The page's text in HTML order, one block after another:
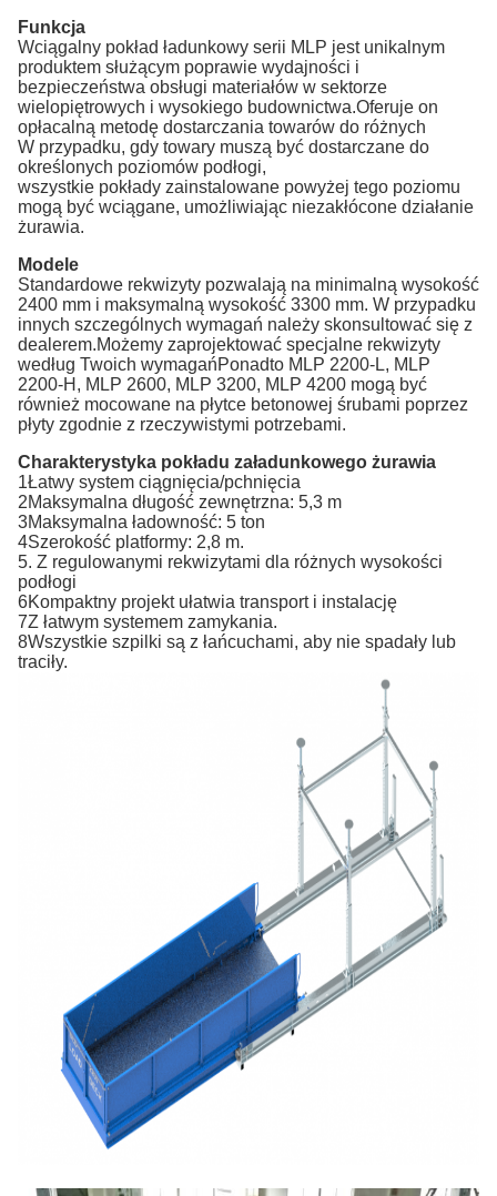
Funkcja
Wciągalny pokład ładunkowy serii MLP jest unikalnym
produktem służącym poprawie wydajności i
bezpieczeństwa obsługi materiałów w sektorze
wielopiętrowych i wysokiego budownictwa.Oferuje on
opłacalną metodę dostarczania towarów do różnych
W przypadku, gdy towary muszą być dostarczane do
określonych poziomów podłogi,
wszystkie pokłady zainstalowane powyżej tego poziomu
mogą być wciągane, umożliwiając niezakłócone działanie
żurawia.
Modele
Standardowe rekwizyty pozwalają na minimalną wysokość
2400 mm i maksymalną wysokość 3300 mm. W przypadku
innych szczególnych wymagań należy skonsultować się z
dealerem.Możemy zaprojektować specjalne rekwizyty
według Twoich wymagańPonadto MLP 2200-L, MLP
2200-H, MLP 2600, MLP 3200, MLP 4200 mogą być
również mocowane na płytce betonowej śrubami poprzez
płyty zgodnie z rzeczywistymi potrzebami.
Charakterystyka pokładu załadunkowego żurawia
1Łatwy system ciągnięcia/pchnięcia
2Maksymalna długość zewnętrzna: 5,3 m
3Maksymalna ładowność: 5 ton
4Szerokość platformy: 2,8 m.
5. Z regulowanymi rekwizytami dla różnych wysokości
podłogi
6Kompaktny projekt ułatwia transport i instalację
7Z łatwym systemem zamykania.
8Wszystkie szpilki są z łańcuchami, aby nie spadały lub
traciły.